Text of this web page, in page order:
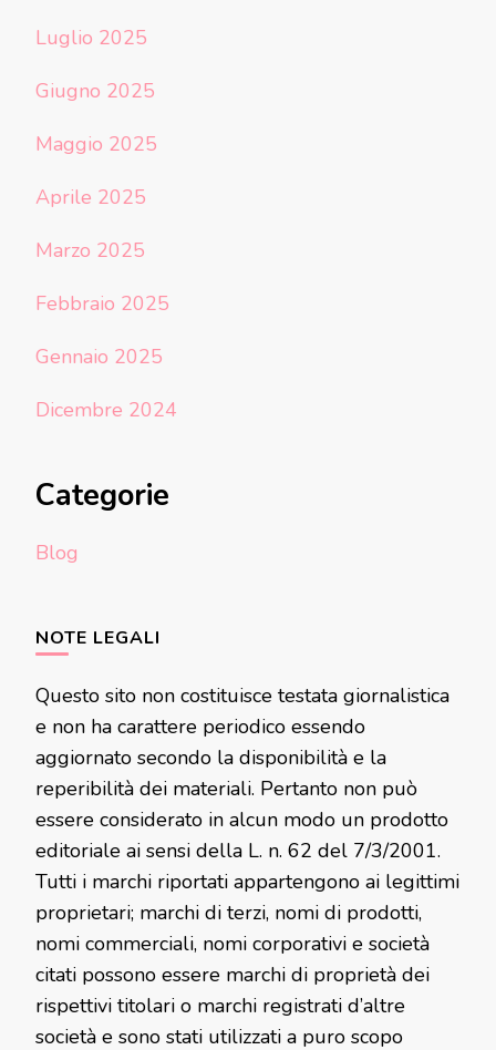
Luglio 2025
Giugno 2025
Maggio 2025
Aprile 2025
Marzo 2025
Febbraio 2025
Gennaio 2025
Dicembre 2024
Categorie
Blog
NOTE LEGALI
Questo sito non costituisce testata giornalistica
e non ha carattere periodico essendo
aggiornato secondo la disponibilità e la
reperibilità dei materiali. Pertanto non può
essere considerato in alcun modo un prodotto
editoriale ai sensi della L. n. 62 del 7/3/2001.
Tutti i marchi riportati appartengono ai legittimi
proprietari; marchi di terzi, nomi di prodotti,
nomi commerciali, nomi corporativi e società
citati possono essere marchi di proprietà dei
rispettivi titolari o marchi registrati d’altre
società e sono stati utilizzati a puro scopo